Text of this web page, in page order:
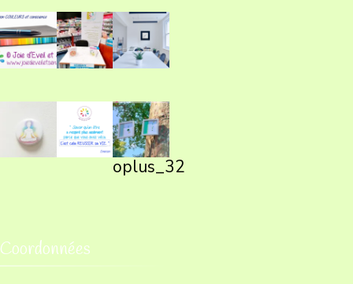
oplus_32
Coordonnées